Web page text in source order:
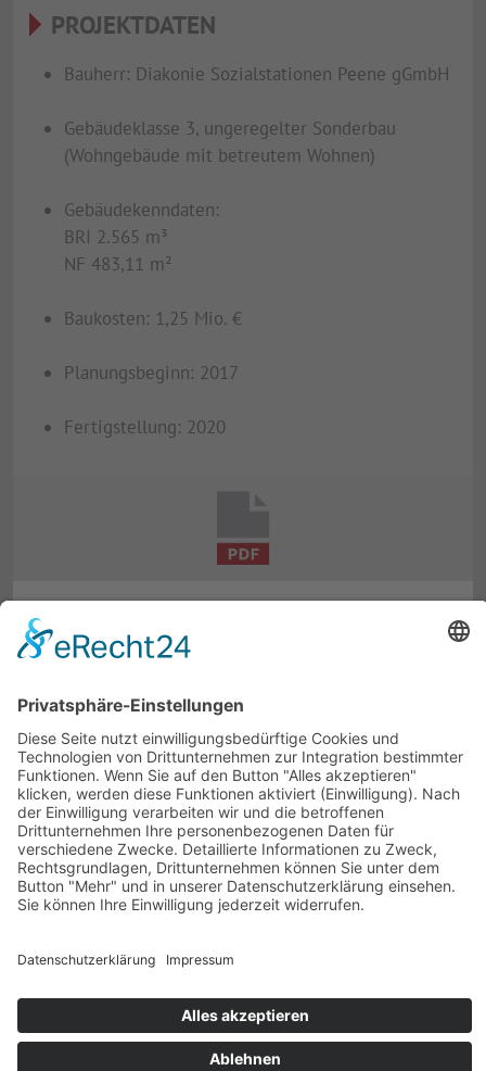
PROJEKTDATEN
Bauherr: Diakonie Sozialstationen Peene gGmbH
Gebäudeklasse 3, ungeregelter Sonderbau
(Wohngebäude mit betreutem Wohnen)
Gebäudekenndaten:
BRI 2.565 m³
NF 483,11 m²
Baukosten: 1,25 Mio. €
Planungsbeginn: 2017
Fertigstellung: 2020
BILDERGALERIE · 5 ABBILDUNGEN
Zurück zu Wohnprojekte